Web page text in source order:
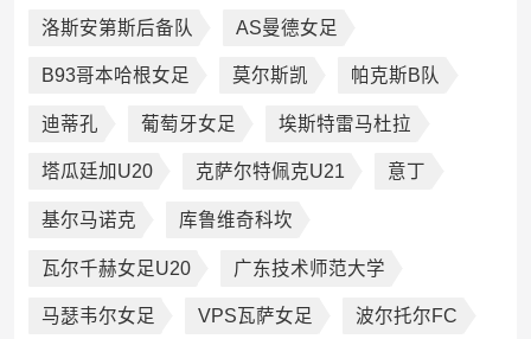
洛斯安第斯后备队 AS曼德女足
B93哥本哈根女足 莫尔斯凯 帕克斯B队
迪蒂孔 葡萄牙女足 埃斯特雷马杜拉
塔瓜廷加U20 克萨尔特佩克U21 意丁
基尔马诺克 库鲁维奇科坎
瓦尔千赫女足U20 广东技术师范大学
马瑟韦尔女足 VPS瓦萨女足 波尔托尔FC